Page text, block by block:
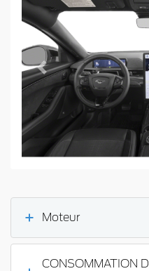
Previous
Moteur
CONSOMMATION